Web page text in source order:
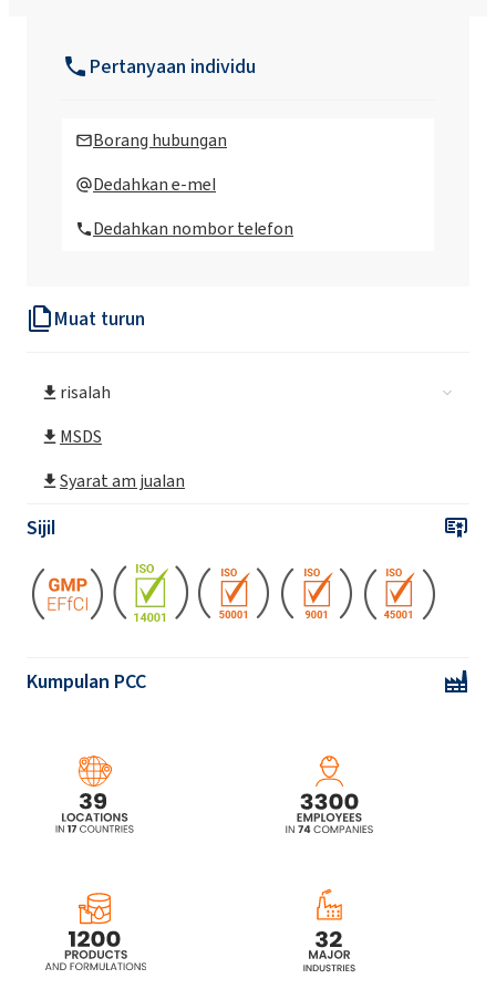
Muat turun
risalah
MSDS
Syarat am jualan
Sijil
Kumpulan PCC
Pertanyaan individu
Borang hubungan
Dedahkan e-mel
Dedahkan nombor telefon